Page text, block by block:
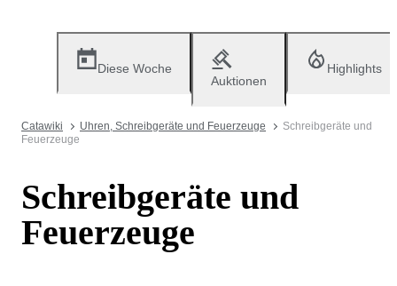
Diese Woche
Auktionen
Highlights
Catawiki Uhren, Schreibgeräte und Feuerzeuge
Schreibgeräte und
Feuerzeuge
Schreibgeräte und
Feuerzeuge